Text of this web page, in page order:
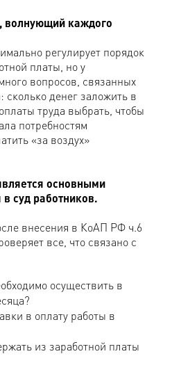
волнующий каждого
регулирует порядок
платы, но у
вопросов, связанных
сколько денег заложить в
труда выбрать, чтобы
потребностям
«за воздух»
основными
суд работников.
внесения в КоАП РФ ч.6
все, что связано с
осуществить в
в оплату работы в
из заработной платы